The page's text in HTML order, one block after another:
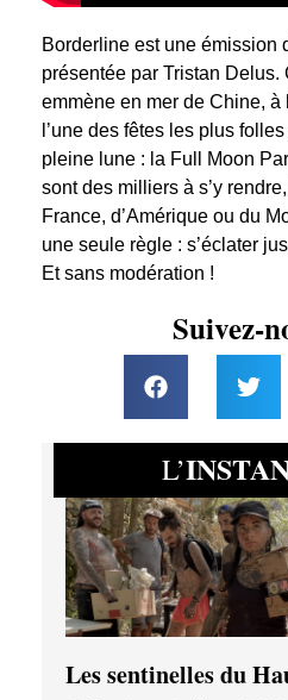
Borderline est une émission
présentée par Tristan Delus.
emmène en mer de Chine, à
l’une des fêtes les plus
pleine lune : la Full Moon
sont des milliers à s’y
France, d’Amérique ou du
une seule règle : s’éclater
Et sans modération !
Suivez-
L’
Les sentinelles du